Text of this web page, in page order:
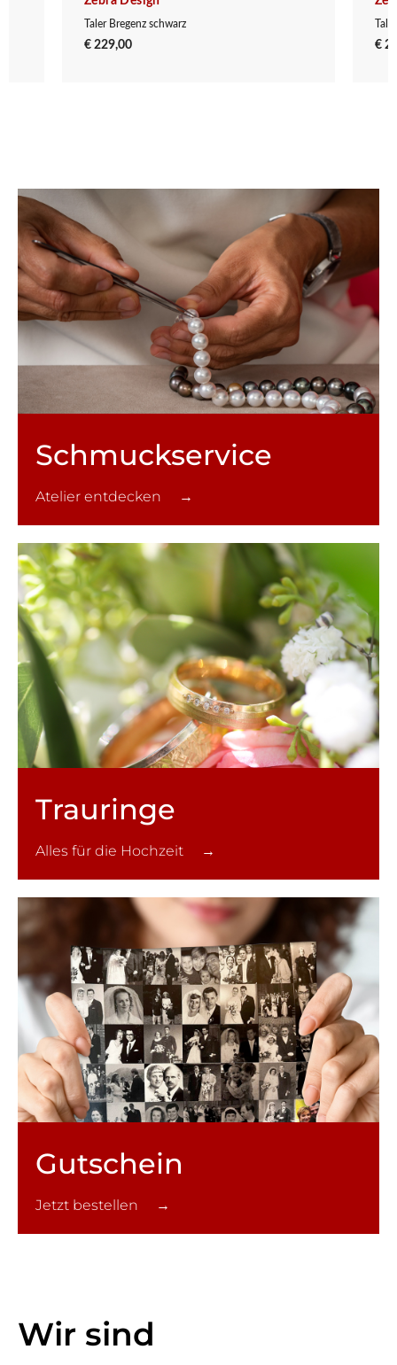
Taler Bregenz schwarz
€ 229,00 €
Schmuck­service
Atelier entdecken →
Trauringe
Alles für die Hochzeit →
Gutschein
Jetzt bestellen →
Wir sind